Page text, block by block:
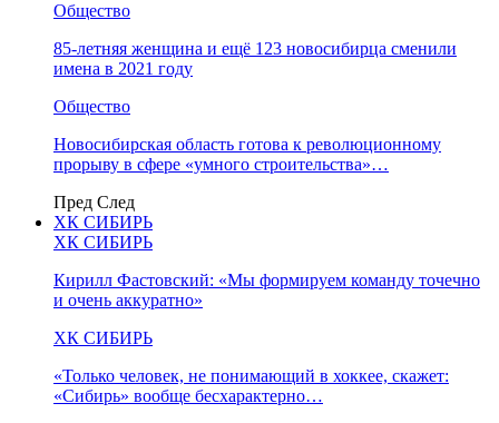
Общество
85-летняя женщина и ещё 123 новосибирца сменили
имена в 2021 году
Общество
Новосибирская область готова к революционному
прорыву в сфере «умного строительства»…
Пред След
ХК СИБИРЬ
ХК СИБИРЬ
Кирилл Фастовский: «Мы формируем команду точечно
и очень аккуратно»
ХК СИБИРЬ
«Только человек, не понимающий в хоккее, скажет:
«Сибирь» вообще бесхарактерно…